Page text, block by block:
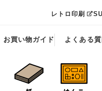
レトロ印刷
お買い物ガイド よくある質